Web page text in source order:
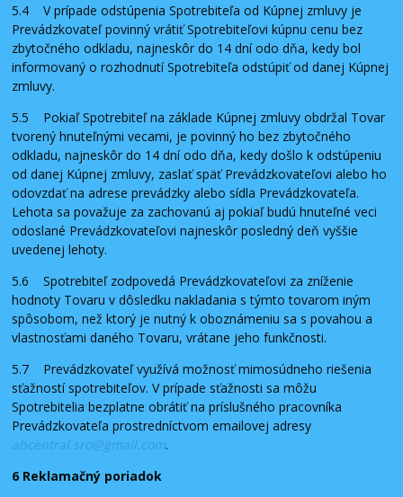
5.4 V prípade odstúpenia Spotrebiteľa od Kúpnej zmluvy je
Prevádzkovateľ povinný vrátiť Spotrebiteľovi kúpnu cenu bez
zbytočného odkladu, najneskôr do 14 dní odo dňa, kedy bol
informovaný o rozhodnutí Spotrebiteľa odstúpiť od danej Kúpnej
zmluvy.
5.5 Pokiaľ Spotrebiteľ na základe Kúpnej zmluvy obdržal Tovar
tvorený hnuteľnými vecami, je povinný ho bez zbytočného
odkladu, najneskôr do 14 dní odo dňa, kedy došlo k odstúpeniu
od danej Kúpnej zmluvy, zaslať späť Prevádzkovateľovi alebo ho
odovzdať na adrese prevádzky alebo sídla Prevádzkovateľa.
Lehota sa považuje za zachovanú aj pokiaľ budú hnuteľné veci
odoslané Prevádzkovateľovi najneskôr posledný deň vyššie
uvedenej lehoty.
5.6 Spotrebiteľ zodpovedá Prevádzkovateľovi za zníženie
hodnoty Tovaru v dôsledku nakladania s týmto tovarom iným
spôsobom, než ktorý je nutný k oboznámeniu sa s povahou a
vlastnosťami daného Tovaru, vrátane jeho funkčnosti.
5.7 Prevádzkovateľ využívá možnosť mimosúdneho riešenia
sťažností spotrebiteľov. V prípade sťažnosti sa môžu
Spotrebitelia bezplatne obrátiť na príslušného pracovníka
Prevádzkovateľa prostredníctvom emailovej adresy
abcentral.sro@gmail.com.
6 Reklamačný poriadok